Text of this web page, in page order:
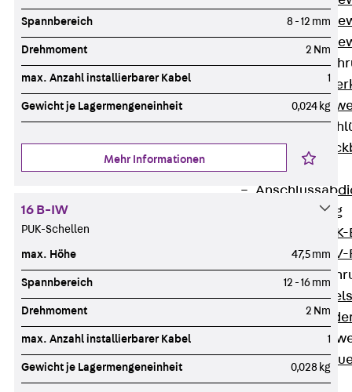
Zurück
FERBOX®
GFK-Bewehrung
FIBERNOX®
Zurück
Zurück
GRIPRIP®
Spannbereich 8 - 12 mm
Drehmoment 2 Nm
max. Anzahl installierbarer Kabel 1
Gewicht je Lagermengeneinheit 0,024 kg
Mehr Informationen
16 B-IW
PUK-Schellen
max. Höhe 47,5 mm
Spannbereich 12 - 16 mm
Drehmoment 2 Nm
max. Anzahl installierbarer Kabel 1
Gewicht je Lagermengeneinheit 0,028 kg